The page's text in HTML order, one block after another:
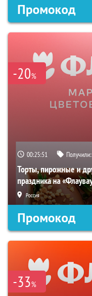
Промокод
-20%
00:25:50 Получили:
Торты, пирожные и
праздника на
Россия
Промокод
-33%